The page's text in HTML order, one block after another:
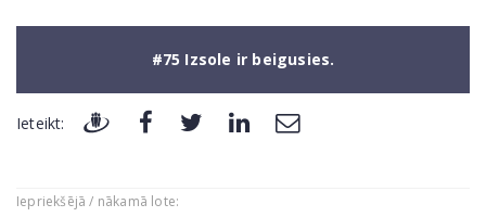
#75 Izsole ir beigusies.
Ieteikt:
Iepriekšējā / nākamā lote: